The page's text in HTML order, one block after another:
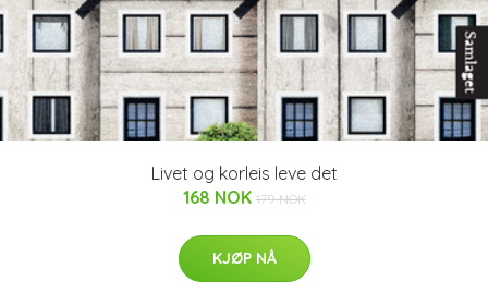
Livet og korleis leve det
168 NOK 179 NOK
KJØP NÅ